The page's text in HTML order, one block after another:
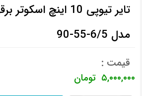
مدل 6/5-55-90
قیمت :
۵,۰۰۰,۰۰۰ تومان